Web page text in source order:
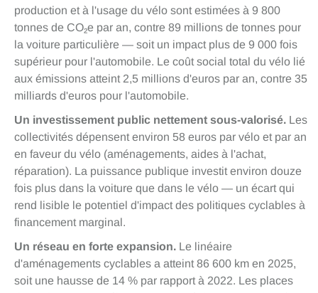
production et à l'usage du vélo sont estimées à 9 800
tonnes de CO₂e par an, contre 89 millions de tonnes pour
la voiture particulière — soit un impact plus de 9 000 fois
supérieur pour l'automobile. Le coût social total du vélo lié
aux émissions atteint 2,5 millions d'euros par an, contre 35
milliards d'euros pour l'automobile.
Un investissement public nettement sous-valorisé. Les
collectivités dépensent environ 58 euros par vélo et par an
en faveur du vélo (aménagements, aides à l'achat,
réparation). La puissance publique investit environ douze
fois plus dans la voiture que dans le vélo — un écart qui
rend lisible le potentiel d'impact des politiques cyclables à
financement marginal.
Un réseau en forte expansion. Le linéaire
d'aménagements cyclables a atteint 86 600 km en 2025,
soit une hausse de 14 % par rapport à 2022. Les places